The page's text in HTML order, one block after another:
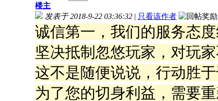
楼主
发表于 2018-9-22 03:36:32 | 只看该作者
诚信第一，我们的服务态
坚决抵制忽悠玩家，对玩
这不是随便说说，行动胜
为了您的切身利益，需要